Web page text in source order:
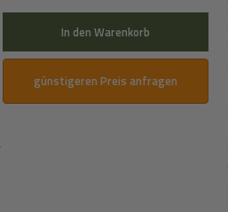
In den Warenkorb
günstigeren Preis anfragen